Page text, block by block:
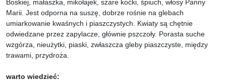
Boskiej, małaszka, mikołajek, szare koćki, śpiuch, włosy Panny
Marii. Jest odporna na suszę, dobrze rośnie na glebach
umiarkowanie kwaśnych i piaszczystych. Kwiaty są chętnie
odwiedzane przez zapylacze, głównie pszczoły. Porasta suche
wzgórza, nieużytki, piaski, zwłaszcza gleby piaszczyste, między
trawami, przydroża.
warto wiedzieć: